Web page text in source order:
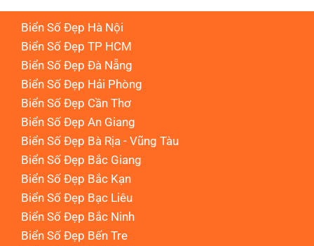
Biển Số Đẹp Hà Nội
Biển Số Đẹp TP HCM
Biển Số Đẹp Đà Nẵng
Biển Số Đẹp Hải Phòng
Biển Số Đẹp Cần Thơ
Biển Số Đẹp An Giang
Biển Số Đẹp Bà Rịa - Vũng Tàu
Biển Số Đẹp Bắc Giang
Biển Số Đẹp Bắc Kạn
Biển Số Đẹp Bạc Liêu
Biển Số Đẹp Bắc Ninh
Biển Số Đẹp Bến Tre